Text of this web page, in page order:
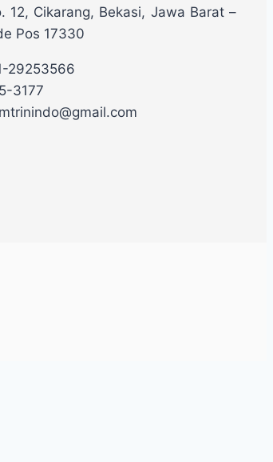
12, Cikarang, Bekasi, Jawa Barat –
Pos 17330
29253566
3177